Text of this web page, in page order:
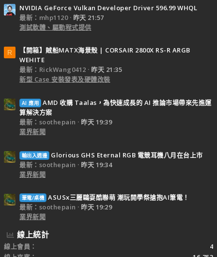
NVIDIA GeForce Vulkan Developer Driver 596.99 WHQL
最新：mhp1120
昨天 21:57
測試軟體、驅動程式提供
R
【開箱】賊船MATX海景殼 | CORSAIR 2800X RS-R ARGB
WEHITE
最新：RickWang0412
昨天 21:35
新型 Case 安裝發表及硬體改裝
AI 應用 AMD 收購 Taalas，為快速成長的 AI 推論市場帶來先進運
算解決方案
最新：soothepain
昨天 19:39
業界新聞
輸出入週邊
Glorious GHS Eternal RGB 電競耳機八月在台上市
最新：soothepain
昨天 19:34
業界新聞
筆電/桌機 ASUSx三麗鷗耍酷聯萌 潮玩開學祭搶抱AI筆電！
最新：soothepain
昨天 19:29
業界新聞
線上統計
線上會員
4